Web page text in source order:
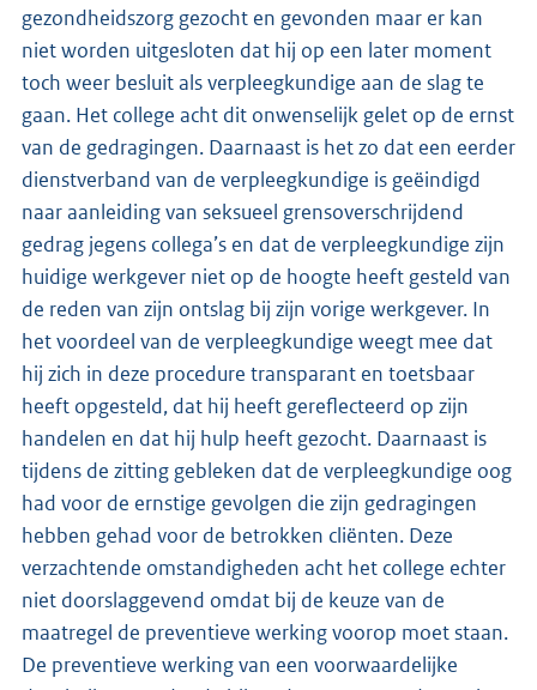
gezondheidszorg gezocht en gevonden maar er kan
niet worden uitgesloten dat hij op een later moment
toch weer besluit als verpleegkundige aan de slag te
gaan. Het college acht dit onwenselijk gelet op de ernst
van de gedragingen. Daarnaast is het zo dat een eerder
dienstverband van de verpleegkundige is geëindigd
naar aanleiding van seksueel grensoverschrijdend
gedrag jegens collega’s en dat de verpleegkundige zijn
huidige werkgever niet op de hoogte heeft gesteld van
de reden van zijn ontslag bij zijn vorige werkgever. In
het voordeel van de verpleegkundige weegt mee dat
hij zich in deze procedure transparant en toetsbaar
heeft opgesteld, dat hij heeft gereflecteerd op zijn
handelen en dat hij hulp heeft gezocht. Daarnaast is
tijdens de zitting gebleken dat de verpleegkundige oog
had voor de ernstige gevolgen die zijn gedragingen
hebben gehad voor de betrokken cliënten. Deze
verzachtende omstandigheden acht het college echter
niet doorslaggevend omdat bij de keuze van de
maatregel de preventieve werking voorop moet staan.
De preventieve werking van een voorwaardelijke